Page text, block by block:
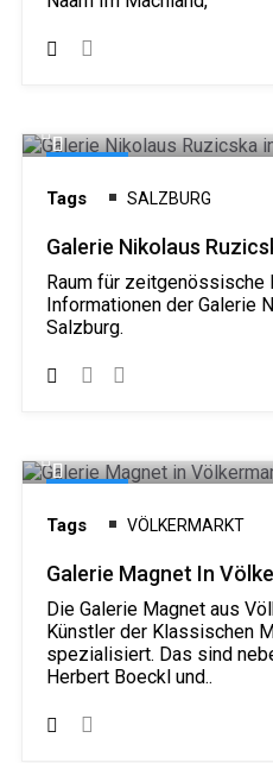
Tags SALZBURG
Galerie Nikolaus
Raum für zeitgenössische
Informationen der Galerie
Salzburg.
Tags VÖLKERMARKT
Galerie Magnet In
Die Galerie Magnet aus
Künstler der Klassischen
spezialisiert. Das sind
Herbert Boeckl und..